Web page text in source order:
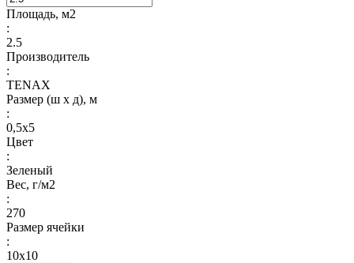
Площадь, м2
:
2.5
Производитель
:
TENAX
Размер (ш х д), м
:
0,5x5
Цвет
:
Зеленый
Вес, г/м2
:
270
Размер ячейки
:
10х10